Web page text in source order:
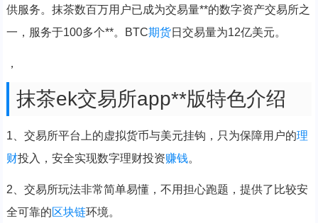
供服务。抹茶数百万用户已成为交易量**的数字资产交易所之
一，服务于100多个**。BTC期货日交易量为12亿美元。
，
抹茶ek交易所app**版特色介绍
1、交易所平台上的虚拟货币与美元挂钩，只为保障用户的理
财投入，安全实现数字理财投资赚钱。
2、交易所玩法非常简单易懂，不用担心跑题，提供了比较安
全可靠的区块链环境。